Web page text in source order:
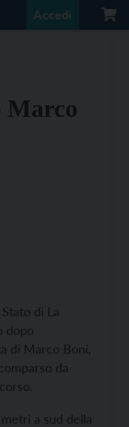
Accedi
di La
dopo
di Marco Boni,
da
a sud della